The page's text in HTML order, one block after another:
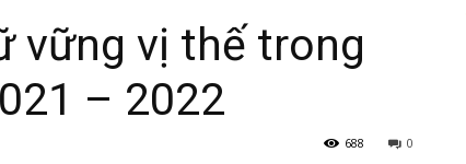
vững vị thế trong
– 2022
0
688